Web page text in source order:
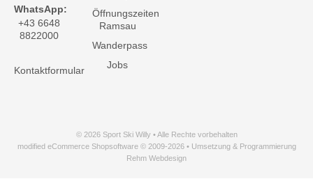
WhatsApp:
+43 6648
8822000
Kontaktformular
Öffnungszeiten
Ramsau
Wanderpass
Jobs
© 2026 Sport Ski Willy • Alle Rechte vorbehalten
modified eCommerce Shopsoftware © 2009-2026 • Umsetzung & Programmierung
Rehm Webdesign